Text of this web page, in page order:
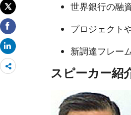
Share
more
世界銀行の融
プロジェクト
新調達フレー
スピーカー紹